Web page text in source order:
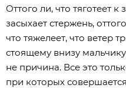
Оттого ли, что тяготеет к
засыхает стержень,
что тяжелеет, что ветер
стоящему внизу
не причина. Все это
при которых